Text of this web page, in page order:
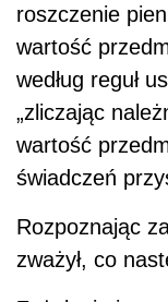
roszczenie
wartość
według reguł
„zliczając
wartość
świadczeń
Rozpoznając
zważył, co